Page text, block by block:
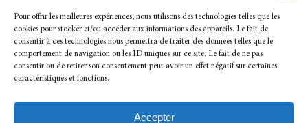
Pour offrir les meilleures expériences, nous utilisons des technologies telles que les
cookies pour stocker et/ou accéder aux informations des appareils. Le fait de
consentir à ces technologies nous permettra de traiter des données telles que le
comportement de navigation ou les ID uniques sur ce site. Le fait de ne pas
consentir ou de retirer son consentement peut avoir un effet négatif sur certaines
caractéristiques et fonctions.
Accepter
NOTRE CAVEAU EST OUVERT
SUR RENDEZ-VOUS.